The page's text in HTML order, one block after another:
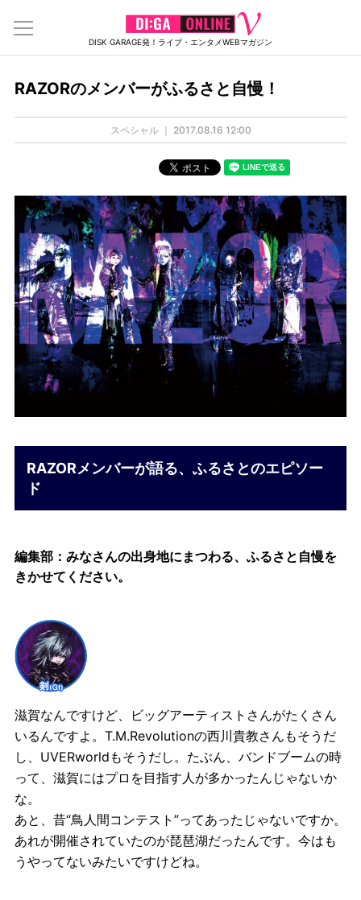
DISK GARAGE発！ライブ・エンタメWEBマガジン
RAZORのメンバーがふるさと自慢！
スペシャル ｜ 2017.08.16 12:00
RAZORメンバーが語る、ふるさとのエピソー
ド
編集部：みなさんの出身地にまつわる、ふるさと自慢を
きかせてください。
滋賀なんですけど、ビッグアーティストさんがたくさん
いるんですよ。T.M.Revolutionの西川貴教さんもそうだ
し、UVERworldもそうだし。たぶん、バンドブームの時
って、滋賀にはプロを目指す人が多かったんじゃないか
な。
あと、昔“鳥人間コンテスト”ってあったじゃないですか。
あれが開催されていたのが琵琶湖だったんです。今はも
うやってないみたいですけどね。